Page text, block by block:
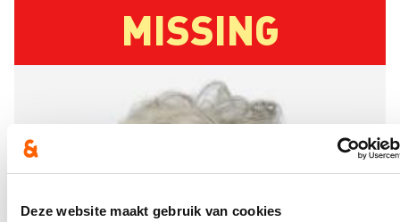
Deze website maakt gebruik van cookies